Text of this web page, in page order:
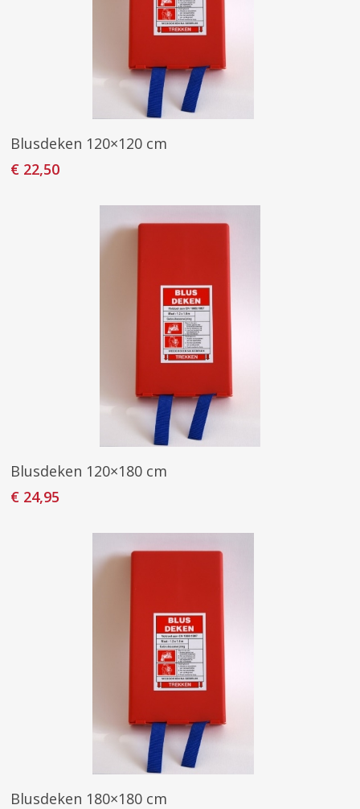
Toevoegen Aan Winkelwagen
Blusdeken 120×120 cm
€ 22,50
Toevoegen Aan Winkelwagen
Blusdeken 120×180 cm
€ 24,95
Toevoegen Aan Winkelwagen
Blusdeken 180×180 cm